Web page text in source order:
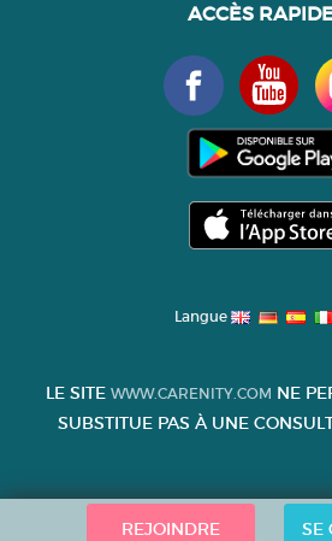
REJOINDRE SE
ACCÈS
Langue
LE SITE WWW.CARENITY.COM NE
SUBSTITUE PAS À UNE